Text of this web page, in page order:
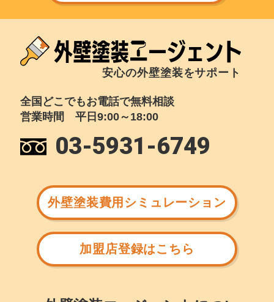
安心の外壁塗装をサポート
全国どこでもお電話で無料相談
営業時間 平日9:00～18:00
03-5931-6749
外壁塗装費用シミュレーション
加盟店登録はこちら